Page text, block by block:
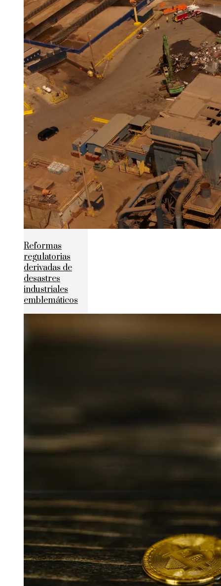
Reformas
regulatorias
derivadas de
desastres
industriales
emblemáticos